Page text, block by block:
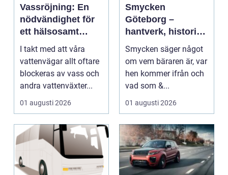
Vassröjning: En
nödvändighet för
ett hälsosamt
vattenlandskap
I takt med att våra
vattenvägar allt oftare
blockeras av vass och
andra vattenväxter...
01 augusti 2026
Smycken
Göteborg –
hantverk, historia
och personligt
uttryck
Smycken säger något
om vem bäraren är, var
hen kommer ifrån och
vad som &...
01 augusti 2026